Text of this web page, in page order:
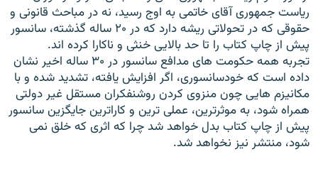
رياست جمهوری آقای خاتمی به اوج رسيد، نه در مباحث قانونی و
حقوقی که در تحولاتی ريشه دارد که در ۲۰ ساله گذشته، سانسور
پيش از چاپ کتاب را تا حد بالایی خنثی و ناکارا کرده اند.
تجربه همه حکومت های مدافع سانسور در ۳۰ ساله اخير نشان
داده است که خودسانسوری، اگر افزايش يافته، تشديد شده و با
مکانيزم هایی چون منزوی کردن روشنفکران مستقل غير دولتی
همراه شود، به موثرترين، عملی ترين و کاراترين جايگزين سانسور
پيش از چاپ کتاب بدل خواهد شد چرا که اثری که خلق نمی
شود، منتشر نيز نخواهد شد.